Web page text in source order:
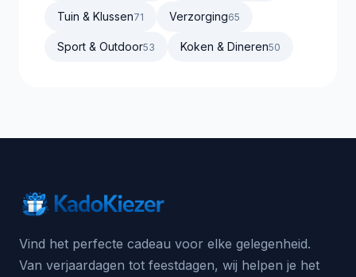
Tuin & Klussen71 Verzorging65
Sport & Outdoor53 Koken & Dineren50
Vind het perfecte cadeau voor elke gelegenheid.
Van verjaardagen tot feestdagen, wij helpen je het